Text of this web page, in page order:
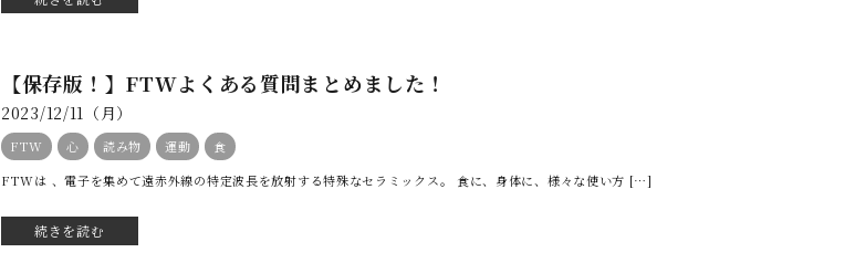
【保存版！】FTWよくある質問まとめました！
2023/12/11（月）
FTW 心 読み物 運動
食
FTWは 、電子を集めて遠赤外線の特定波長を放射する特殊なセラミックス。 食に、身体に、様々な使い方 […]
続きを読む